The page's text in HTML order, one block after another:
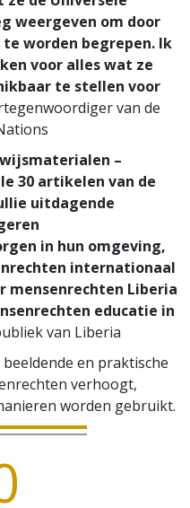
weergeven om door
worden begrepen. Ik
voor alles wat ze
te stellen voor
van de
–
30 artikelen van de
uitdagende
in hun omgeving,
internationaal
mensenrechten Liberia
educatie in
van Liberia
beeldende en praktische
verhoogt,
worden gebruikt.